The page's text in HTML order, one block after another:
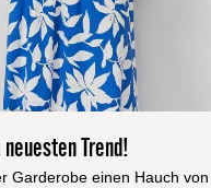
Trend!
Garderobe einen Hauch